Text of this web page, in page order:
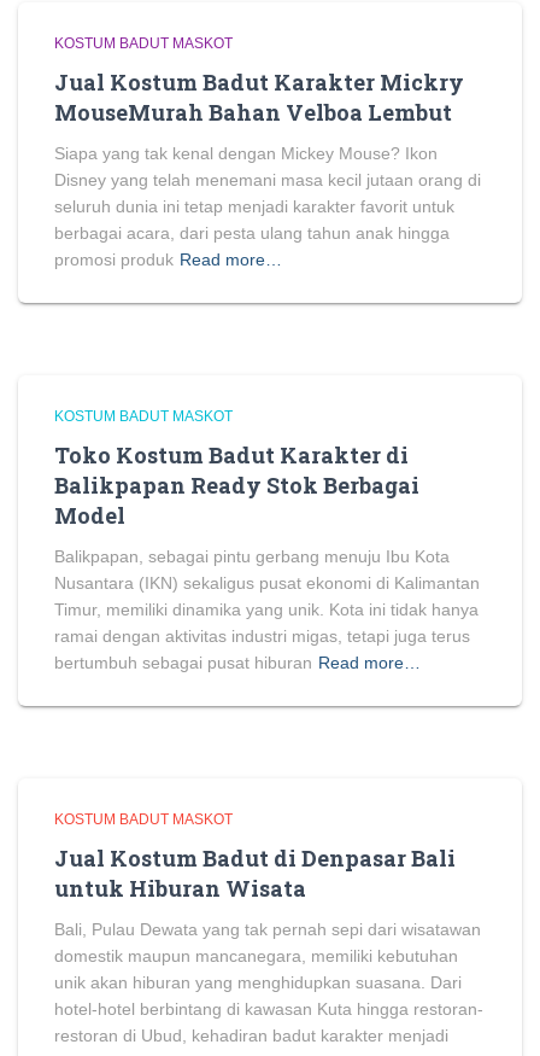
KOSTUM BADUT MASKOT
Jual Kostum Badut Karakter Mickry
MouseMurah Bahan Velboa Lembut
Siapa yang tak kenal dengan Mickey Mouse? Ikon
Disney yang telah menemani masa kecil jutaan orang di
seluruh dunia ini tetap menjadi karakter favorit untuk
berbagai acara, dari pesta ulang tahun anak hingga
promosi produk Read more…
KOSTUM BADUT MASKOT
Toko Kostum Badut Karakter di
Balikpapan Ready Stok Berbagai
Model
Balikpapan, sebagai pintu gerbang menuju Ibu Kota
Nusantara (IKN) sekaligus pusat ekonomi di Kalimantan
Timur, memiliki dinamika yang unik. Kota ini tidak hanya
ramai dengan aktivitas industri migas, tetapi juga terus
bertumbuh sebagai pusat hiburan Read more…
KOSTUM BADUT MASKOT
Jual Kostum Badut di Denpasar Bali
untuk Hiburan Wisata
Bali, Pulau Dewata yang tak pernah sepi dari wisatawan
domestik maupun mancanegara, memiliki kebutuhan
unik akan hiburan yang menghidupkan suasana. Dari
hotel-hotel berbintang di kawasan Kuta hingga restoran-
restoran di Ubud, kehadiran badut karakter menjadi